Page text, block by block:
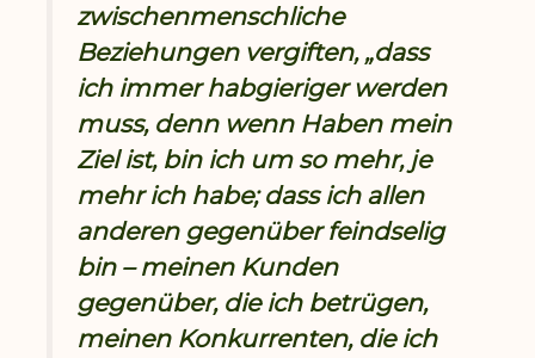
zwischenmenschliche
Beziehungen vergiften, „dass
ich immer habgieriger werden
muss, denn wenn Haben mein
Ziel ist, bin ich um so mehr, je
mehr ich habe; dass ich allen
anderen gegenüber feindselig
bin – meinen Kunden
gegenüber, die ich betrügen,
meinen Konkurrenten, die ich